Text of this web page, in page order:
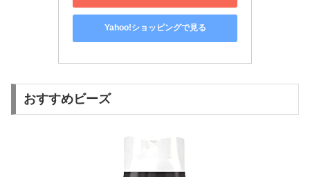
Yahoo!ショッピングで見る
おすすめビーズ